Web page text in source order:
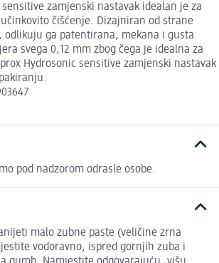
zamjenski nastavak idealan je za
čišćenje. Dizajniran od strane
ga patentirana, mekana i gusta
svega 0,12 mm zbog čega je idealna za
Hydrosonic sensitive zamjenski nastavak
pod nadzorom odrasle osobe.
malo zubne paste (veličine zrna
vodoravno, ispred gornjih zuba i